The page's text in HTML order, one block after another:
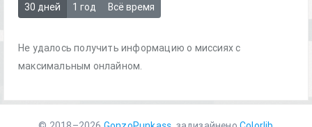
30 дней 1 год Всё время
Не удалось получить информацию о миссиях с
максимальным онлайном.